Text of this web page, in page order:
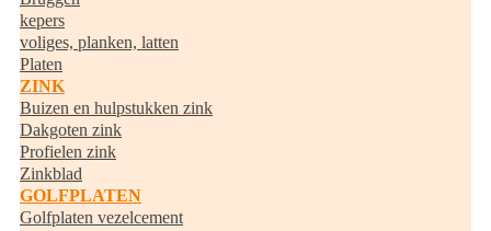
kepers
voliges, planken, latten
Platen
ZINK
Buizen en hulpstukken zink
Dakgoten zink
Profielen zink
Zinkblad
GOLFPLATEN
Golfplaten vezelcement